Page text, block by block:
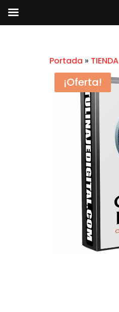
Portada » TIENDA
¡Oferta!